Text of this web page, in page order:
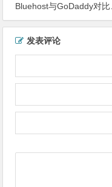
Bluehost与GoDaddy对比分析
发表评论